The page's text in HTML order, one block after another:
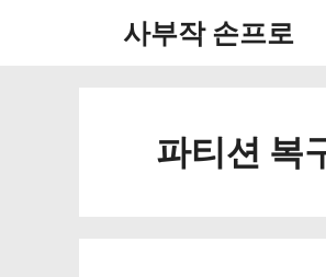
사부작 손프로
파티션 복